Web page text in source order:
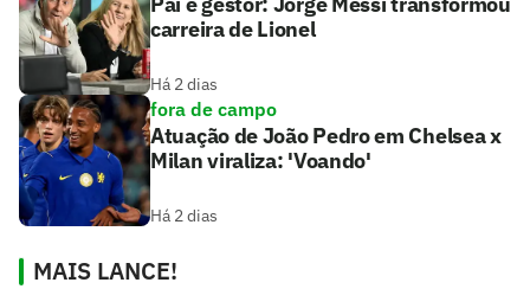
carreira de Lionel
Há 2 dias
fora de campo
Atuação de João Pedro em Chelsea x
Milan viraliza: 'Voando'
Há 2 dias
MAIS LANCE!